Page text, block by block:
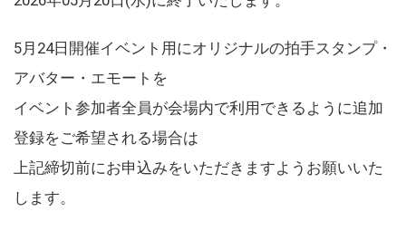
5月24日開催イベント用にオリジナルの拍手スタンプ・
アバター・エモートを
イベント参加者全員が会場内で利用できるように追加
登録をご希望される場合は
上記締切前にお申込みをいただきますようお願いいた
します。